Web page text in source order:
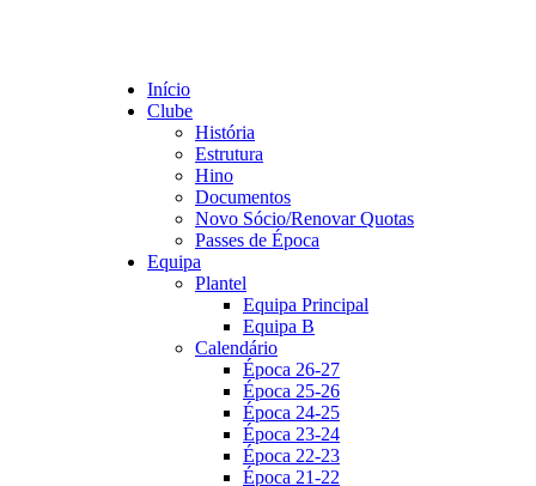
Início
Clube
História
Estrutura
Hino
Documentos
Novo Sócio/Renovar Quotas
Passes de Época
Equipa
Plantel
Equipa Principal
Equipa B
Calendário
Época 26-27
Época 25-26
Época 24-25
Época 23-24
Época 22-23
Época 21-22